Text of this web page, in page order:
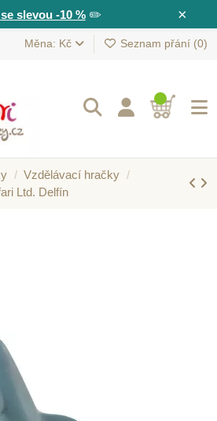
×
slevou -10 %✏️
Měna: Kč Seznam přání (0)
Vzdělávací hračky
Ltd. Delfín